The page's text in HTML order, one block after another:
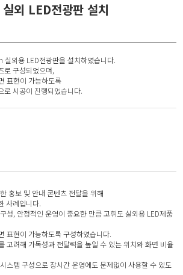
외 LED전광판 설치
실외용 LED전광판을 설치하였습니다.
구성되었으며,
표현이 가능하도록
로 시공이 진행되었습니다.
홍보 및 안내 콘텐츠 전달을 위해
사례입니다.
성, 안정적인 운영이 중요한 만큼 고휘도 실외용 LED제품
표현이 가능하도록 구성하였습니다.
고려해 가독성과 전달력을 높일 수 있는 위치와 화면 비율
스템 구성으로 장시간 운영에도 문제없이 사용할 수 있도